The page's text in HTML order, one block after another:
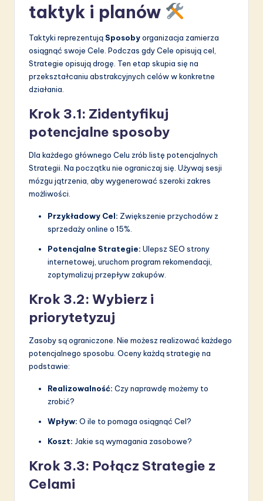
taktyk i planów
Taktyki reprezentują Sposobyorganizacja zamierza
osiągnąć swoje Cele. Podczas gdy Cele opisują cel,
Strategie opisują drogę. Ten etap skupia się na
przekształcaniu abstrakcyjnych celów w konkretne
działania.
Krok 3.1: Zidentyfikuj
potencjalne sposoby
Dla każdego głównego Celu zrób listę potencjalnych
Strategii. Na początku nie ograniczaj się. Używaj sesji
mózgu jątrzenia, aby wygenerować szeroki zakres
możliwości.
Przykładowy Cel: Zwiększenie przychodów z
sprzedaży online o 15%.
Potencjalne Strategie: Ulepsz SEO strony
internetowej, uruchom program rekomendacji,
zoptymalizuj przepływ zakupów.
Krok 3.2: Wybierz i
priorytetyzuj
Zasoby są ograniczone. Nie możesz realizować każdego
potencjalnego sposobu. Oceny każdą strategię na
podstawie:
Realizowalność: Czy naprawdę możemy to
zrobić?
Wpływ: O ile to pomaga osiągnąć Cel?
Koszt: Jakie są wymagania zasobowe?
Krok 3.3: Połącz Strategie z
Celami